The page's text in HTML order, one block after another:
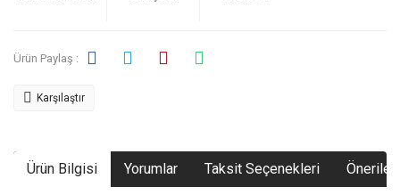
Ürün Paylaş :
Karşılaştır
Ürün Bilgisi Yorumlar Taksit Seçenekleri